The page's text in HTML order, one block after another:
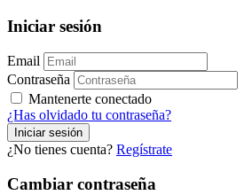
Iniciar sesión
Email
Contraseña
Mantenerte conectado
¿Has olvidado tu contraseña?
¿No tienes cuenta? Regístrate
Cambiar contraseña